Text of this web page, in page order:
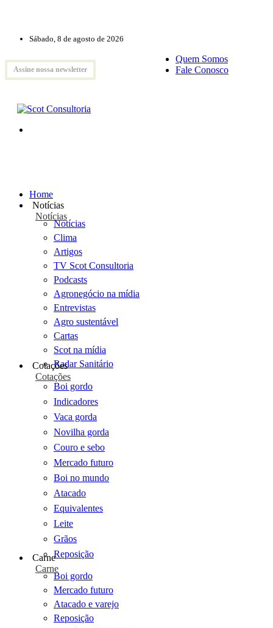
Sábado, 8 de agosto de 2026
Assine nossa newsletter
Quem Somos
Fale Conosco
Home
Notícias
Notícias
Notícias
Clima
Artigos
TV Scot Consultoria
Podcasts
Agronegócio na mídia
Entrevistas
Agro sustentável
Cartas
Scot na mídia
Radar Sanitário
Cotações
Cotações
Boi gordo
Indicadores
Vaca gorda
Novilha gorda
Couro e sebo
Mercado futuro
Boi no mundo
Atacado
Equivalentes
Leite
Grãos
Reposição
Carne
Carne
Boi gordo
Mercado futuro
Atacado e varejo
Reposição